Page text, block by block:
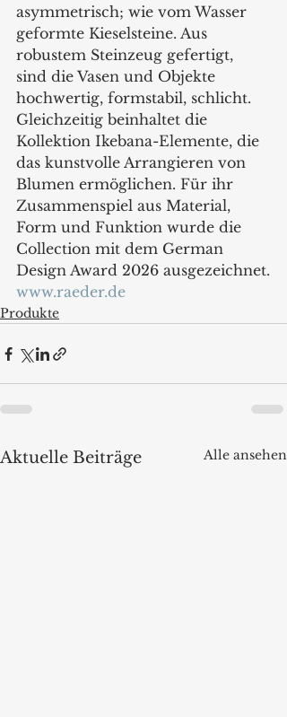
asymmetrisch; wie vom Wasser
geformte Kieselsteine. Aus
robustem Steinzeug gefertigt,
sind die Vasen und Objekte
hochwertig, formstabil, schlicht.
Gleichzeitig beinhaltet die
Kollektion Ikebana-Elemente, die
das kunstvolle Arrangieren von
Blumen ermöglichen. Für ihr
Zusammenspiel aus Material,
Form und Funktion wurde die
Collection mit dem German
Design Award 2026 ausgezeichnet.
www.raeder.de
Produkte
Aktuelle Beiträge Alle ansehen